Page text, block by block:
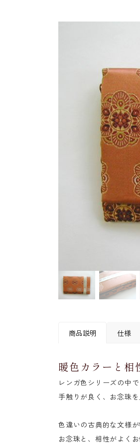
商品説明 仕様
暖色カラーと相
レンガ色シリーズの中
手触りが良く、お念珠
色違いの古典的な文様
お念珠と、相性がよくお
素材